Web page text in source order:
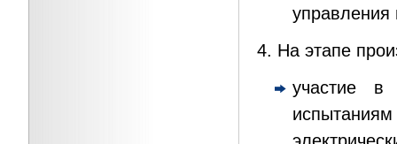
управления
4. На этапе
участие в